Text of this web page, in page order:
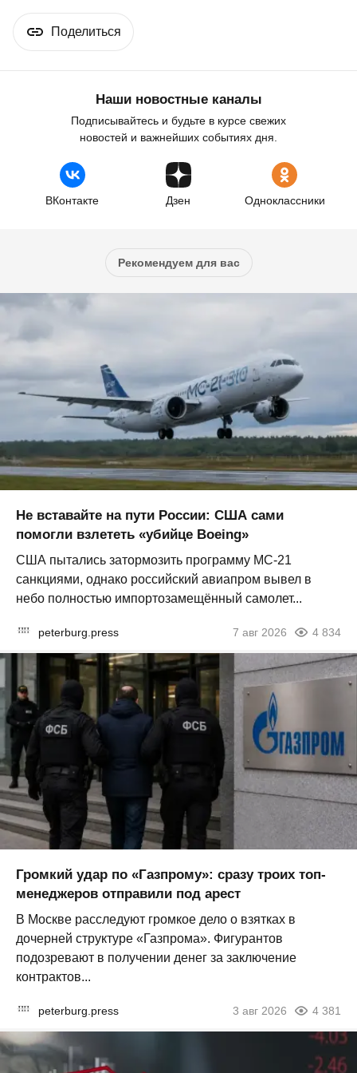
Поделиться
Наши новостные каналы
Подписывайтесь и будьте в курсе свежих
новостей и важнейших событиях дня.
ВКонтакте Дзен Одноклассники
Рекомендуем для вас
Не вставайте на пути России: США сами
помогли взлететь «убийце Boeing»
США пытались затормозить программу МС-21
санкциями, однако российский авиапром вывел в
небо полностью импортозамещённый самолет...
peterburg.press 7 авг 2026 4 834
Громкий удар по «Газпрому»: сразу троих топ-
менеджеров отправили под арест
В Москве расследуют громкое дело о взятках в
дочерней структуре «Газпрома». Фигурантов
подозревают в получении денег за заключение
контрактов...
peterburg.press 3 авг 2026 4 381